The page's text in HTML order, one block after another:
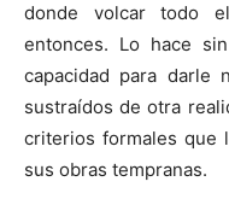
donde volcar todo
entonces. Lo hace
capacidad para darle
sustraídos de otra
criterios formales que
sus obras tempranas.